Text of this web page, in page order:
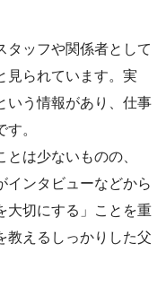
タッフや関係者として
見られています。実
いう情報があり、仕事
。
は少ないものの、
インタビューなどから
大切にする」ことを重
教えるしっかりした父